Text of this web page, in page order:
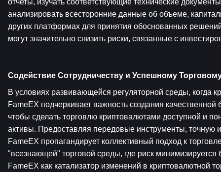
отчеты, изучать соответствующие технические
анализировать всесторонние данные об объеме,
других платформах для принятия обоснованных
могут значительно снизить риски, связанные с
Содействие Сотрудничеству и Успешному
В условиях развивающейся регуляторной среды, когда
FameEX подчеркивает важность создания
чтобы сделать торговлю криптовалютами доступной и
активы. Предоставляя передовые инструменты,
FameEX пропагандирует коллективный подход к
"всезнающей" торговой среды, где риск минимизируется
FameEX как катализатор изменений в криптовалютной